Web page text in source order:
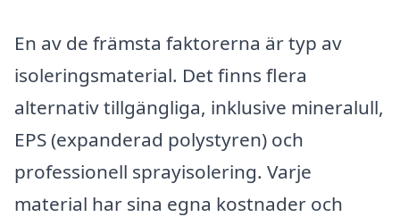
En av de främsta faktorerna är typ av
isoleringsmaterial. Det finns flera
alternativ tillgängliga, inklusive mineralull,
EPS (expanderad polystyren) och
professionell sprayisolering. Varje
material har sina egna kostnader och